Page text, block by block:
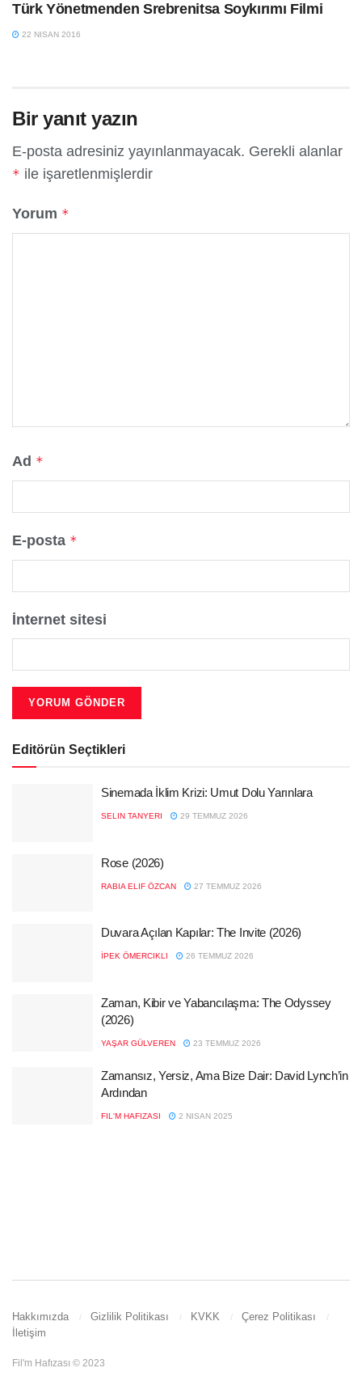
Türk Yönetmenden Srebrenitsa Soykırımı Filmi
22 NISAN 2016
Bir yanıt yazın
E-posta adresiniz yayınlanmayacak. Gerekli alanlar
* ile işaretlenmişlerdir
Yorum *
Ad *
E-posta *
İnternet sitesi
Editörün Seçtikleri
Sinemada İklim Krizi: Umut Dolu Yarınlara
SELIN TANYERI 29 TEMMUZ 2026
Rose (2026)
RABIA ELIF ÖZCAN 27 TEMMUZ 2026
Duvara Açılan Kapılar: The Invite (2026)
İPEK ÖMERCIKLI 26 TEMMUZ 2026
Zaman, Kibir ve Yabancılaşma: The Odyssey
(2026)
YAŞAR GÜLVEREN 23 TEMMUZ 2026
Zamansız, Yersiz, Ama Bize Dair: David Lynch’in
Ardından
FIL'M HAFIZASI 2 NISAN 2025
Hakkımızda Gizlilik Politikası KVKK
Çerez Politikası
İletişim
Fil'm Hafızası © 2023